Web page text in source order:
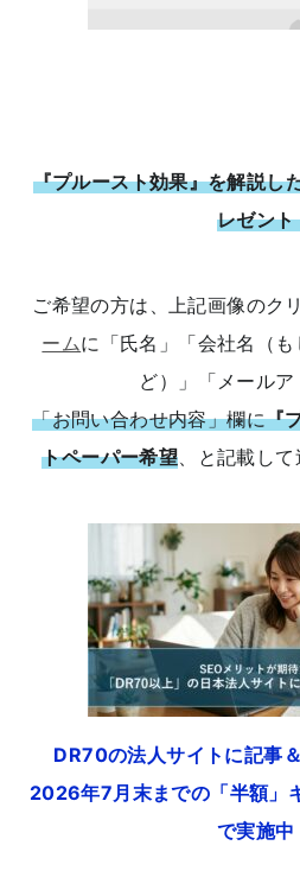
『プルースト効果』を解説し
レゼント
ご希望の方は、上記画像のク
ームに「氏名」「会社名（
ど）」「メールア
「お問い合わせ内容」欄に『
トペーパー希望、と記載して
DR70の法人サイトに記事
2026年7月末までの「半額」
で実施中